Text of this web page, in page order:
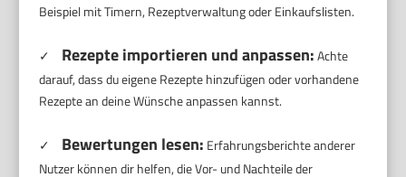
Beispiel mit Timern, Rezeptverwaltung oder Einkaufslisten.
✓ Rezepte importieren und anpassen:Achte
darauf, dass du eigene Rezepte hinzufügen oder vorhandene
Rezepte an deine Wünsche anpassen kannst.
✓ Bewertungen lesen: Erfahrungsberichte anderer
Nutzer können dir helfen, die Vor- und Nachteile der